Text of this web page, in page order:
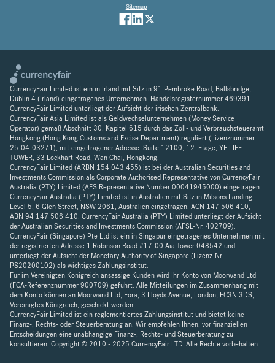
Sitemap
CurrencyFair Limited ist ein in Irland mit Sitz in 91 Pembroke Road, Ballsbridge,
Dublin 4 (Irland) eingetragenes Unternehmen. Handelsregisternummer 469391.
CurrencyFair Limited unterliegt der Aufsicht der irischen Zentralbank.
CurrencyFair Asia Limited ist als Geldwechselunternehmen (Money Service
Operator) gemäß Abschnitt 30, Kapitel 615 durch das Zoll- und Verbrauchsteueramt
Hongkong (Hong Kong Customs and Excise Department) reguliert (Lizenznummer
25-04-03271), mit eingetragener Adresse: Suite 12100, 12. Etage, YF LIFE
TOWER, 33 Lockhart Road, Wan Chai, Hongkong.
CurrencyFair Limited (ARBN 154 043 455) ist bei der Australian Securities and
Investments Commission als Corporate Authorised Representative von CurrencyFair
Australia (PTY) Limited (AFS Representative Number 00041945000) eingetragen.
CurrencyFair Australia (PTY) Limited ist in Australien mit Sitz in Milsons Landing
Level 5, 6 Glen Street, NSW 2061, Australien eingetragen. ACN 147 506 410,
ABN 94 147 506 410. CurrencyFair Australia (PTY) Limited unterliegt der Aufsicht
der Australian Securities and Investments Commission (AFSL-Nr. 402709).
CurrencyFair (Singapore) Pte Ltd ist ein in Singapur eingetragenes Unternehmen mit
der registrierten Adresse 1 Robinson Road #17-00 Aia Tower 048542 und
unterliegt der Aufsicht der Monetary Authority of Singapore (Lizenz-Nr.
PS20200102) als wichtiges Zahlungsinstitut.
Für im Vereinigten Königreich ansässige Kunden wird Ihr Konto von Moorwand Ltd
(FCA-Referenznummer 900709) geführt. Alle Mitteilungen im Zusammenhang mit
dem Konto können an Moorwand Ltd, Fora, 3 Lloyds Avenue, London, EC3N 3DS,
Vereinigtes Königreich, geschickt werden.
CurrencyFair Limited ist ein reglementiertes Zahlungsinstitut und bietet keine
Finanz-, Rechts- oder Steuerberatung an. Wir empfehlen Ihnen, vor finanziellen
Entscheidungen eine unabhängige Finanz-, Rechts- und Steuerberatung zu
konsultieren. Copyright © 2010 - 2025 CurrencyFair LTD. Alle Rechte vorbehalten.